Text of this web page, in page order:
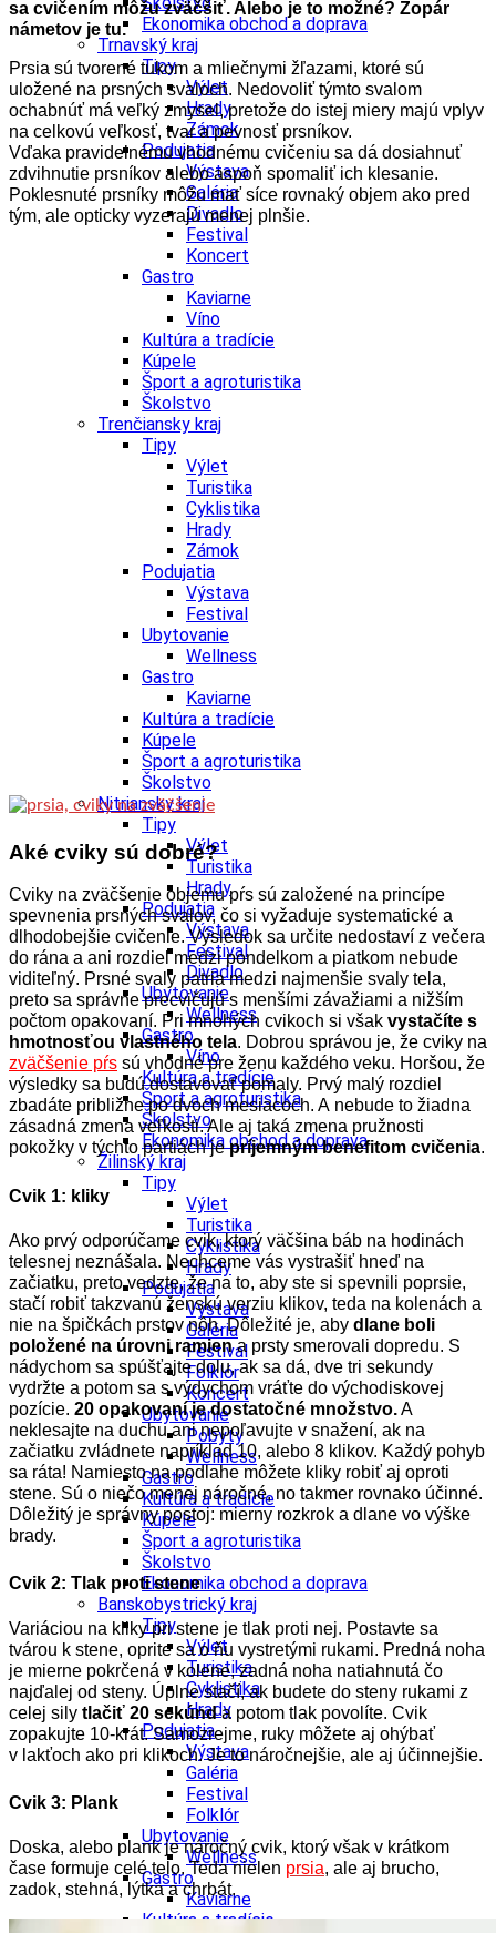
Ekonomika obchod a doprava
Trnavský kraj
Tipy
Výlet
Hrady
Zámok
Podujatia
Výstava
Galéria
Divadlo
Festival
Koncert
Gastro
Kaviarne
Víno
Kultúra a tradície
Kúpele
Šport a agroturistika
Školstvo
Trenčiansky kraj
Tipy
Výlet
Turistika
Cyklistika
Hrady
Zámok
Podujatia
Výstava
Festival
Ubytovanie
Wellness
Gastro
Kaviarne
Kultúra a tradície
Kúpele
Šport a agroturistika
Školstvo
Nitriansky kraj
Tipy
Výlet
Turistika
Hrady
Podujatia
Výstava
Festival
Divadlo
Ubytovanie
Wellness
Gastro
Víno
Kultúra a tradície
Šport a agroturistika
Školstvo
Ekonomika obchod a doprava
Žilinský kraj
Tipy
Výlet
Turistika
Cyklistika
Hrady
Podujatia
Výstava
Galéria
Festival
Folklór
Koncert
Ubytovanie
Pobyty
Wellness
Gastro
Kultúra a tradície
Kúpele
Šport a agroturistika
Školstvo
Ekonomika obchod a doprava
Banskobystrický kraj
Tipy
Výlet
Turistika
Cyklistika
Hrady
Podujatia
Výstava
Galéria
Festival
Folklór
Ubytovanie
Wellness
Gastro
Kaviarne
Kultúra a tradície
sa cvičením môžu zväčšiť. Alebo je to možné? Zopár
námetov je tu.
Prsia sú tvorené tukom a mliečnymi žľazami, ktoré sú
uložené na prsných svaloch. Nedovoliť týmto svalom
ochabnúť má veľký zmysel, pretože do istej miery majú vplyv
na celkovú veľkosť, tvar a pevnosť prsníkov.
Vďaka pravidelnému vhodnému cvičeniu sa dá dosiahnuť
zdvihnutie prsníkov alebo aspoň spomaliť ich klesanie.
Poklesnuté prsníky môžu mať síce rovnaký objem ako pred
tým, ale opticky vyzerajú menej plnšie.
Aké cviky sú dobré?
Cviky na zväčšenie objemu pŕs sú založené na princípe
spevnenia prsných svalov, čo si vyžaduje systematické a
dlhodobejšie cvičenie. Výsledok sa určite nedostaví z večera
do rána a ani rozdiel medzi pondelkom a piatkom nebude
viditeľný. Prsné svaly patria medzi najmenšie svaly tela,
preto sa správne precvičujú s menšími závažiami a nižším
počtom opakovaní. Pri mnohých cvikoch si však vystačíte s
hmotnosťou vlastného tela. Dobrou správou je, že cviky na
zväčšenie pŕs sú vhodné pre ženu každého veku. Horšou, že
výsledky sa budú dostavovať pomaly. Prvý malý rozdiel
zbadáte približne po dvoch mesiacoch. A nebude to žiadna
zásadná zmena veľkosti. Ale aj taká zmena pružnosti
pokožky v týchto partiách jepríjemným benefitom cvičenia.
Cvik 1: kliky
Ako prvý odporúčame cvik, ktorý väčšina báb na hodinách
telesnej neznášala. Nechceme vás vystrašiť hneď na
začiatku, preto vedzte, že na to, aby ste si spevnili poprsie,
stačí robiť takzvanú ženskú verziu klikov, teda na kolenách a
nie na špičkách prstov nôh.Dôležité je, aby dlane boli
položené na úrovni ramiena prsty smerovali dopredu. S
nádychom sa spúšťajte dolu, ak sa dá, dve tri sekundy
vydržte a potom sa s výdychom vráťte do východiskovej
pozície. 20 opakovaní je dostatočné množstvo.A
neklesajte na duchu ani nepoľavujte v snažení, ak na
začiatku zvládnete napríklad 10, alebo 8 klikov. Každý pohyb
sa ráta! Namiesto na podlahe môžete kliky robiť aj oproti
stene. Sú o niečo menej náročné, no takmer rovnako účinné.
Dôležitý je správny postoj: mierny rozkrok a dlane vo výške
brady.
Cvik 2: Tlak proti stene
Variáciou na kliky pri stene je tlak proti nej. Postavte sa
tvárou k stene, oprite sa o ňu vystretými rukami. Predná noha
je mierne pokrčená v kolene, zadná noha natiahnutá čo
najďalej od steny. Úplne stačí, ak budete do steny rukami z
celej sily tlačiť 20 sekúnda potom tlak povolíte. Cvik
zopakujte 10-krát.Samozrejme, ruky môžete aj ohýbať
v lakťoch ako pri klikoch. Je to náročnejšie, ale aj účinnejšie.
Cvik 3: Plank
Doska, alebo plank je náročný cvik, ktorý však v krátkom
čase formuje celé telo. Teda nielen prsia, ale aj brucho,
zadok, stehná, lýtka a chrbát.